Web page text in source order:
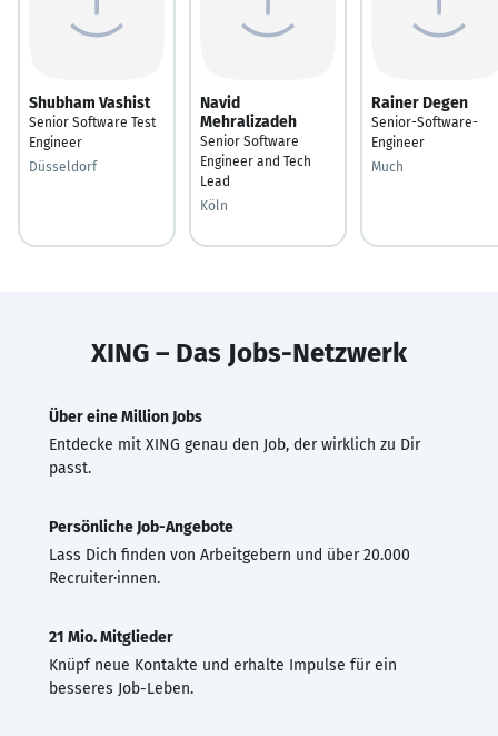
Shubham Vashist
Senior Software Test
Engineer
Düsseldorf
Navid
Mehralizadeh
Senior Software
Engineer and Tech
Lead
Köln
Rainer Degen
Senior-Software-
Engineer
Much
XING – Das Jobs-Netzwerk
Über eine Million Jobs
Entdecke mit XING genau den Job, der wirklich zu Dir
passt.
Persönliche Job-Angebote
Lass Dich finden von Arbeitgebern und über 20.000
Recruiter·innen.
21 Mio. Mitglieder
Knüpf neue Kontakte und erhalte Impulse für ein
besseres Job-Leben.